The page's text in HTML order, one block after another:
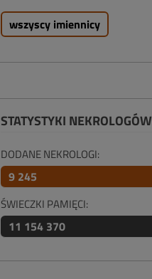
wszyscy imiennicy
STATYSTYKI NEKROLOGÓW
DODANE NEKROLOGI:
9 245
ŚWIECZKI PAMIĘCI:
11 154 370